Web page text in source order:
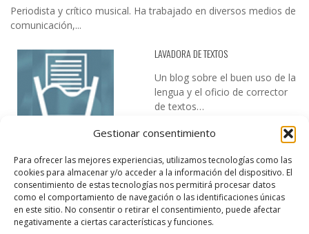
Gestionar consentimiento
Para ofrecer las mejores experiencias, utilizamos tecnologías como las
cookies para almacenar y/o acceder a la información del dispositivo. El
consentimiento de estas tecnologías nos permitirá procesar datos
como el comportamiento de navegación o las identificaciones únicas
en este sitio. No consentir o retirar el consentimiento, puede afectar
negativamente a ciertas características y funciones.
Periodista y crítico musical. Ha trabajado en diversos medios de
comunicación,...
LAVADORA DE TEXTOS
Un blog sobre el buen uso de la
lengua y el oficio de corrector
de textos…
DESIREE MARTÍN